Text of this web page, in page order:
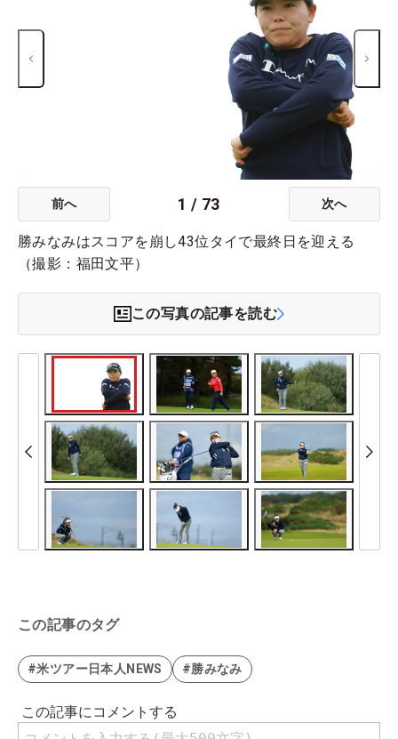
前へ 1 / 73 次へ
勝みなみはスコアを崩し43位タイで最終日を迎える
（撮影：福田文平）
この写真の記事を読む
この記事のタグ
#米ツアー日本人NEWS #勝みなみ